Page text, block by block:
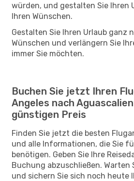
würden, und gestalten Sie Ihren
Ihren Wünschen.
Gestalten Sie Ihren Urlaub ganz
Wünschen und verlängern Sie
immer Sie möchten.
Buchen Sie jetzt Ihren
Angeles nach
günstigen Preis
Finden Sie jetzt die besten
und alle Informationen, die Sie
benötigen. Geben Sie Ihre
Buchung abzuschließen. Warten
und sichern Sie sich noch heute